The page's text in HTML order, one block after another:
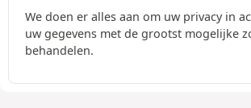
We doen er alles aan om uw privacy in
uw gegevens met de grootst mogelijke
behandelen.